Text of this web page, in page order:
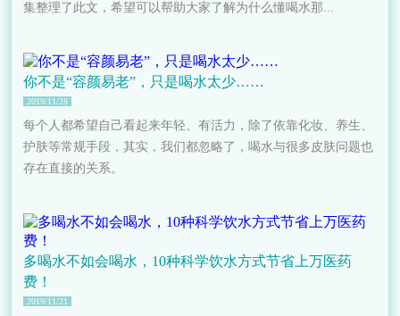
集整理了此文，希望可以帮助大家了解为什么懂喝水那...
你不是“容颜易老”，只是喝水太少……
2019/11/28
每个人都希望自己看起来年轻、有活力，除了依靠化妆、养生、
护肤等常规手段，其实，我们都忽略了，喝水与很多皮肤问题也
存在直接的关系。
多喝水不如会喝水，10种科学饮水方式节省上万医药
费！
2019/11/21